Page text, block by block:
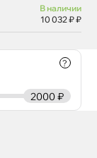
?
2000 ₽
наличии
10 032 ₽ ₽